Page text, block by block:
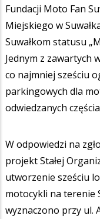
Fundacji Moto Fan
Miejskiego w
Suwałkom statusu
Jednym z zawartych
co najmniej sześciu
parkingowych dla
odwiedzanych
W odpowiedzi na
projekt Stałej
utworzenie sześciu
motocykli na terenie
wyznaczono przy ul.